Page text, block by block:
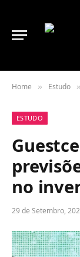
Home » Estudo »
ESTUDO
no
29 de Setembro,